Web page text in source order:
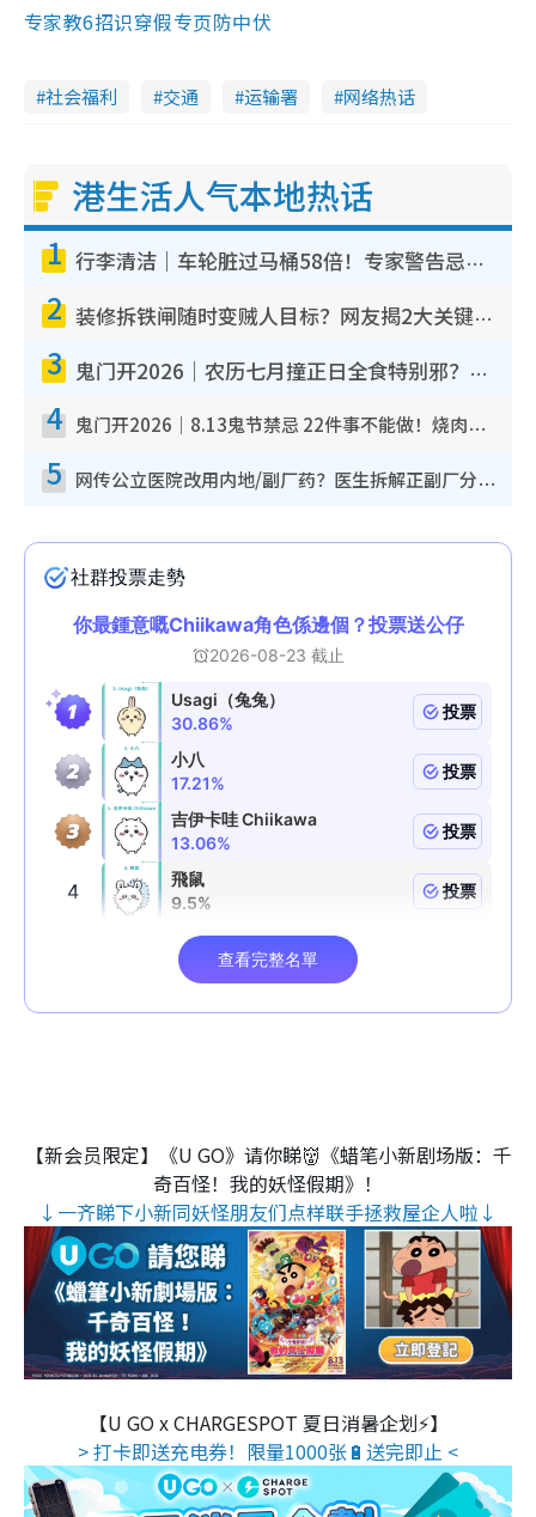
专家教6招识穿假专页防中伏
社会福利 交通 运输署 网络热话
港生活人气本地热话
1 行李清洁｜车轮脏过马桶58倍！专家警告忌用酒精擦 教1招免脏手除菌
2 装修拆铁闸随时变贼人目标？网友揭2大关键用途：装新款等于白装？附新旧铁闸分别
3 鬼门开2026｜农历七月撞正日全食特别邪？专家警告切忌做一事！揭4大禁忌+2招保平安
4 鬼门开2026｜8.13鬼节禁忌 22件事不能做！烧肉、刺身要少食？半夜勿吹口哨/打给个电话
5 网传公立医院改用内地/副厂药？医生拆解正副厂分别，揭4类人换药随时出事
【新会员限定】《U GO》请你睇👹《蜡笔小新剧场版：千
奇百怪！我的妖怪假期》！
↓一齐睇下小新同妖怪朋友们点样联手拯救屋企人啦↓
【U GO x CHARGESPOT 夏日消暑企划⚡】
> 打卡即送充电券！限量1000张🔋送完即止 <